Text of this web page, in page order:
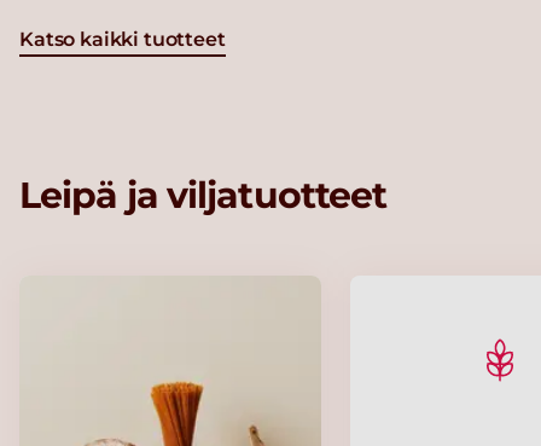
Katso kaikki tuotteet
Leipä ja viljatuotteet